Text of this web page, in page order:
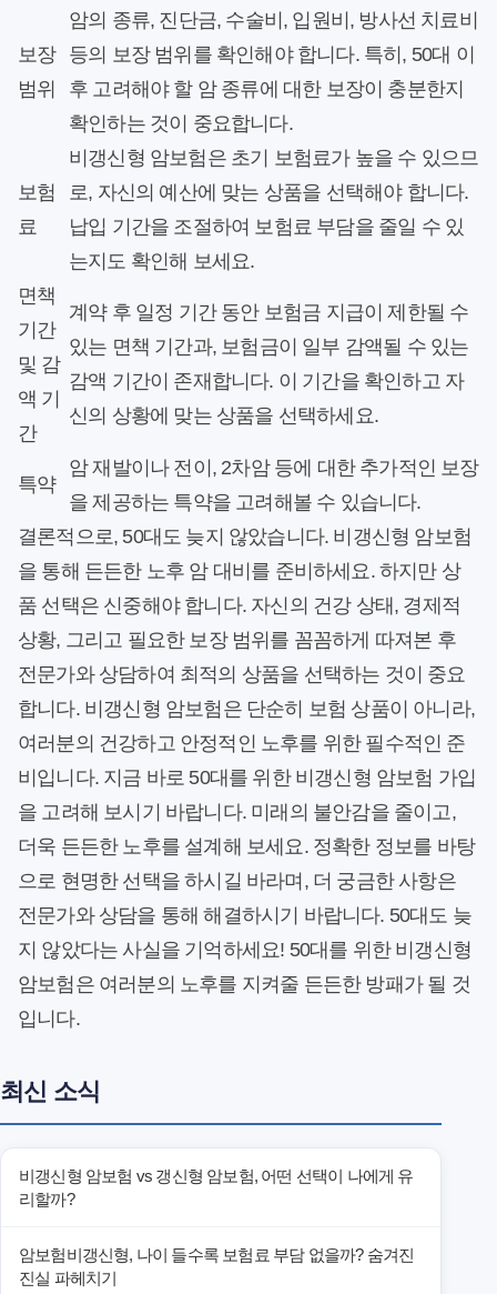
보장
범위
암의 종류, 진단금, 수술비, 입원비, 방사선 치료비
등의 보장 범위를 확인해야 합니다. 특히, 50대 이
후 고려해야 할 암 종류에 대한 보장이 충분한지
확인하는 것이 중요합니다.
보험
료
비갱신형 암보험은 초기 보험료가 높을 수 있으므
로, 자신의 예산에 맞는 상품을 선택해야 합니다.
납입 기간을 조절하여 보험료 부담을 줄일 수 있
는지도 확인해 보세요.
면책
기간
및 감
액 기
간
계약 후 일정 기간 동안 보험금 지급이 제한될 수
있는 면책 기간과, 보험금이 일부 감액될 수 있는
감액 기간이 존재합니다. 이 기간을 확인하고 자
신의 상황에 맞는 상품을 선택하세요.
특약
암 재발이나 전이, 2차암 등에 대한 추가적인 보장
을 제공하는 특약을 고려해볼 수 있습니다.
결론적으로, 50대도 늦지 않았습니다. 비갱신형 암보험
을 통해 든든한 노후 암 대비를 준비하세요. 하지만 상
품 선택은 신중해야 합니다. 자신의 건강 상태, 경제적
상황, 그리고 필요한 보장 범위를 꼼꼼하게 따져본 후
전문가와 상담하여 최적의 상품을 선택하는 것이 중요
합니다. 비갱신형 암보험은 단순히 보험 상품이 아니라,
여러분의 건강하고 안정적인 노후를 위한 필수적인 준
비입니다. 지금 바로 50대를 위한 비갱신형 암보험 가입
을 고려해 보시기 바랍니다. 미래의 불안감을 줄이고,
더욱 든든한 노후를 설계해 보세요. 정확한 정보를 바탕
으로 현명한 선택을 하시길 바라며, 더 궁금한 사항은
전문가와 상담을 통해 해결하시기 바랍니다. 50대도 늦
지 않았다는 사실을 기억하세요! 50대를 위한 비갱신형
암보험은 여러분의 노후를 지켜줄 든든한 방패가 될 것
입니다.
최신 소식
비갱신형 암보험 vs 갱신형 암보험, 어떤 선택이 나에게 유
리할까?
암보험비갱신형, 나이 들수록 보험료 부담 없을까? 숨겨진
진실 파헤치기